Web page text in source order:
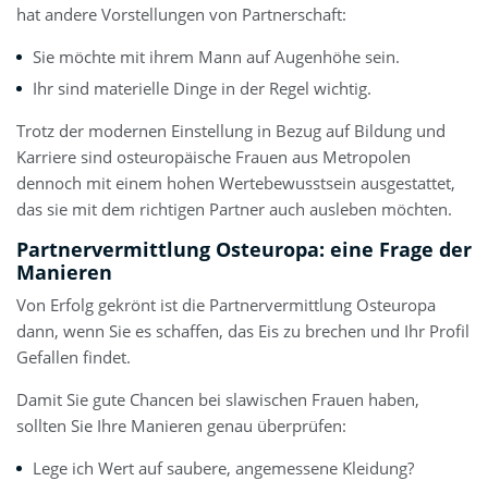
hat andere Vorstellungen von Partnerschaft:
Sie möchte mit ihrem Mann auf Augenhöhe sein.
Ihr sind materielle Dinge in der Regel wichtig.
Trotz der modernen Einstellung in Bezug auf Bildung und
Karriere sind osteuropäische Frauen aus Metropolen
dennoch mit einem hohen Wertebewusstsein ausgestattet,
das sie mit dem richtigen Partner auch ausleben möchten.
Partnervermittlung Osteuropa: eine Frage der
Manieren
Von Erfolg gekrönt ist die Partnervermittlung Osteuropa
dann, wenn Sie es schaffen, das Eis zu brechen und Ihr Profil
Gefallen findet.
Damit Sie gute Chancen bei slawischen Frauen haben,
sollten Sie Ihre Manieren genau überprüfen:
Lege ich Wert auf saubere, angemessene Kleidung?